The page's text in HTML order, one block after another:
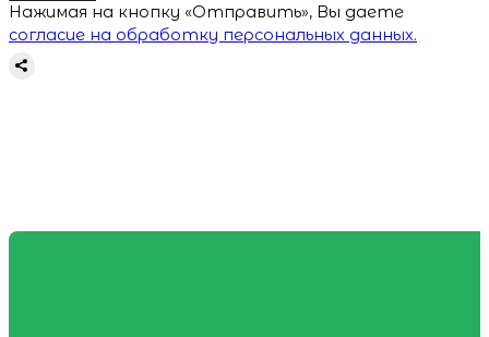
Нажимая на кнопку «Отправить», Вы даете
согласие на обработку персональных данных.